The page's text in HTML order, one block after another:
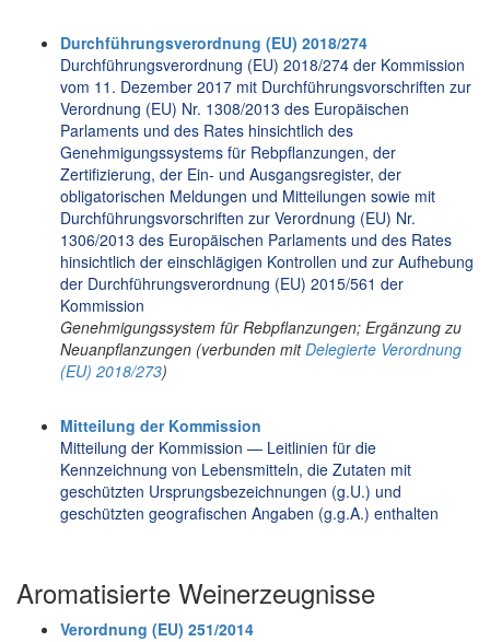
Durchführungsverordnung (EU) 2018/274
Durchführungsverordnung (EU) 2018/274 der Kommission
vom 11. Dezember 2017 mit Durchführungsvorschriften zur
Verordnung (EU) Nr. 1308/2013 des Europäischen
Parlaments und des Rates hinsichtlich des
Genehmigungssystems für Rebpflanzungen, der
Zertifizierung, der Ein- und Ausgangsregister, der
obligatorischen Meldungen und Mitteilungen sowie mit
Durchführungsvorschriften zur Verordnung (EU) Nr.
1306/2013 des Europäischen Parlaments und des Rates
hinsichtlich der einschlägigen Kontrollen und zur Aufhebung
der Durchführungsverordnung (EU) 2015/561 der
Kommission
Genehmigungssystem für Rebpflanzungen; Ergänzung zu
Neuanpflanzungen (verbunden mitDelegierte Verordnung
(EU) 2018/273)
Mitteilung der Kommission
Mitteilung der Kommission — Leitlinien für die
Kennzeichnung von Lebensmitteln, die Zutaten mit
geschützten Ursprungsbezeichnungen (g.U.) und
geschützten geografischen Angaben (g.g.A.) enthalten
Aromatisierte Weinerzeugnisse
Verordnung (EU) 251/2014